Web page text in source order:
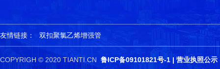
友情链接： 双扣聚氯乙烯增强管
COPYRIGH © 2020 TIANTI.CN 鲁ICP备09101821号-1 | 营业执照公示